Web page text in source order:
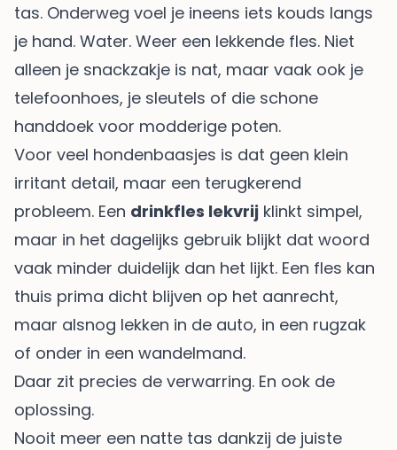
tas. Onderweg voel je ineens iets kouds langs
je hand. Water. Weer een lekkende fles. Niet
alleen je snackzakje is nat, maar vaak ook je
telefoonhoes, je sleutels of die schone
handdoek voor modderige poten.
Voor veel hondenbaasjes is dat geen klein
irritant detail, maar een terugkerend
probleem. Een drinkfles lekvrij klinkt simpel,
maar in het dagelijks gebruik blijkt dat woord
vaak minder duidelijk dan het lijkt. Een fles kan
thuis prima dicht blijven op het aanrecht,
maar alsnog lekken in de auto, in een rugzak
of onder in een wandelmand.
Daar zit precies de verwarring. En ook de
oplossing.
Nooit meer een natte tas dankzij de juiste